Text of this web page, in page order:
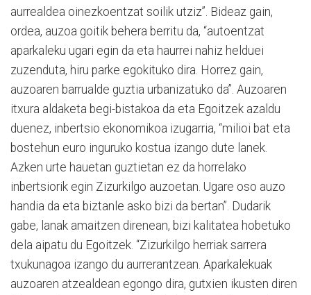
aurrealdea oinezkoentzat soilik utziz”. Bideaz gain,
ordea, auzoa goitik behera berritu da, “autoentzat
aparkaleku ugari egin da eta haurrei nahiz helduei
zuzenduta, hiru parke egokituko dira. Horrez gain,
auzoaren barrualde guztia urbanizatuko da”. Auzoaren
itxura aldaketa begi-bistakoa da eta Egoitzek azaldu
duenez, inbertsio ekonomikoa izugarria, “milioi bat eta
bostehun euro inguruko kostua izango dute lanek.
Azken urte hauetan guztietan ez da horrelako
inbertsiorik egin Zizurkilgo auzoetan. Ugare oso auzo
handia da eta biztanle asko bizi da bertan”. Dudarik
gabe, lanak amaitzen direnean, bizi kalitatea hobetuko
dela aipatu du Egoitzek. “Zizurkilgo herriak sarrera
txukunagoa izango du aurrerantzean. Aparkalekuak
auzoaren atzealdean egongo dira, gutxien ikusten diren